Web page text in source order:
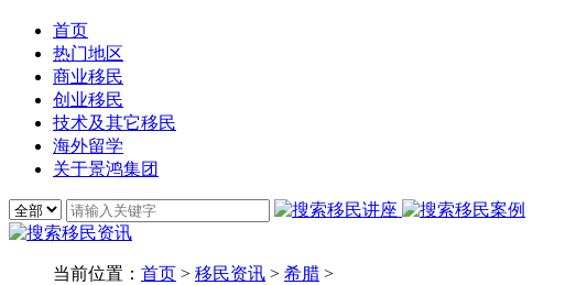
首页
热门地区
商业移民
创业移民
技术及其它移民
海外留学
关于景鸿集团
当前位置： 首页 > 移民资讯 > 希腊 >